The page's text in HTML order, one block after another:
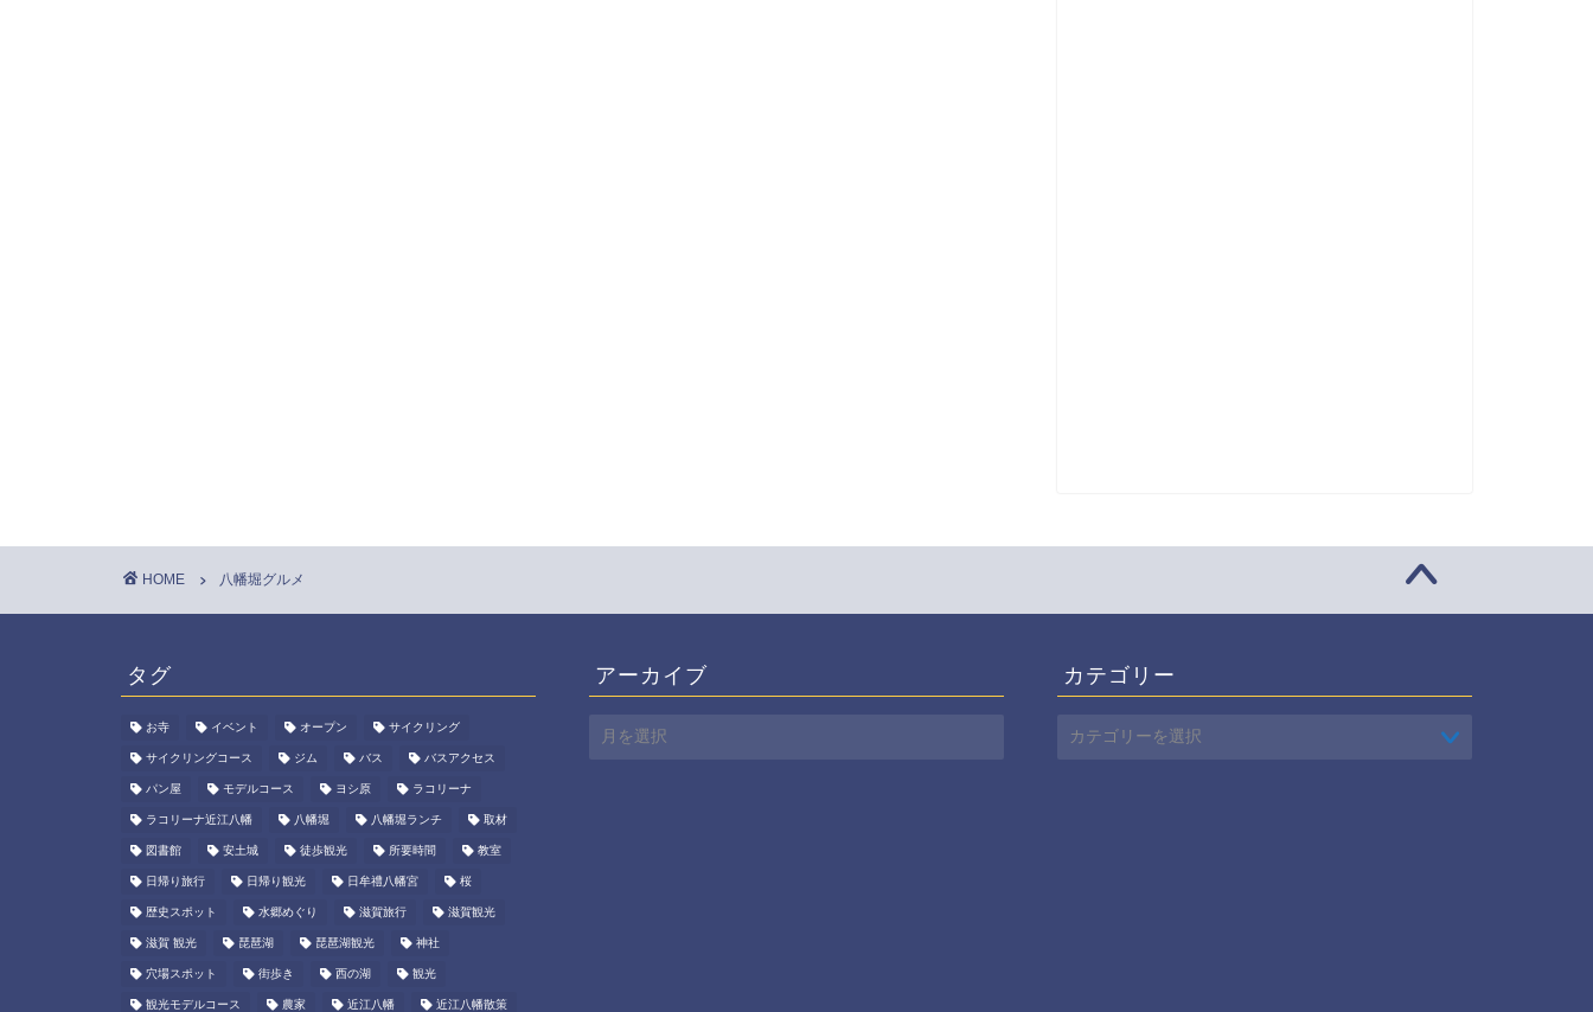
HOME 八幡堀グルメ
タグ
お寺 イベント オープン サイクリング
サイクリングコース ジム バス バスアクセス
パン屋 モデルコース ヨシ原 ラコリーナ
ラコリーナ近江八幡 八幡堀 八幡堀ランチ 取材
図書館 安土城 徒歩観光 所要時間 教室
日帰り旅行 日帰り観光 日牟禮八幡宮 桜
歴史スポット 水郷めぐり 滋賀旅行 滋賀観光
滋賀 観光 琵琶湖 琵琶湖観光 神社
穴場スポット 街歩き 西の湖 観光
観光モデルコース 農家 近江八幡 近江八幡散策
アーカイブ
ア
ー
カテゴリー